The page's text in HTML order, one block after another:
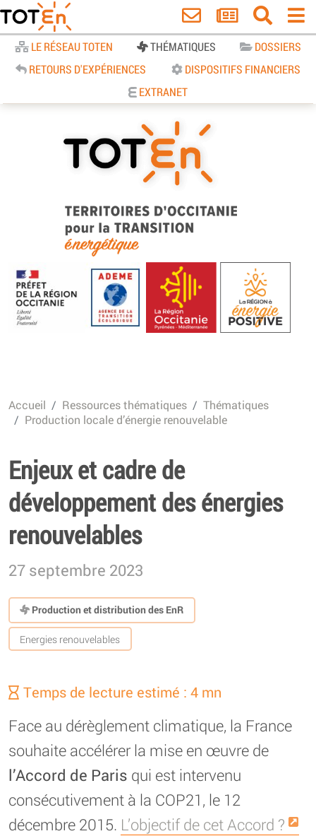
LE RÉSEAU TOTEN THÉMATIQUES
DOSSIERS
RETOURS D'EXPÉRIENCES
DISPOSITIFS FINANCIERS
EXTRANET
TOTEn Occitanie | Territoires
d’Occitanie pour la Transition
Energétique
Accueil Ressources thématiques
Thématiques
Production locale d’énergie renouvelable
Enjeux et cadre de
développement des énergies
renouvelables
27 septembre 2023
Production et distribution des EnR
Energies renouvelables
Temps de lecture estimé : 4 mn
Face au dérèglement climatique, la France
souhaite accélérer la mise en œuvre de
l’Accord de Paris qui est intervenu
consécutivement à la COP21, le 12
décembre 2015. L’objectif de cet Accord ?